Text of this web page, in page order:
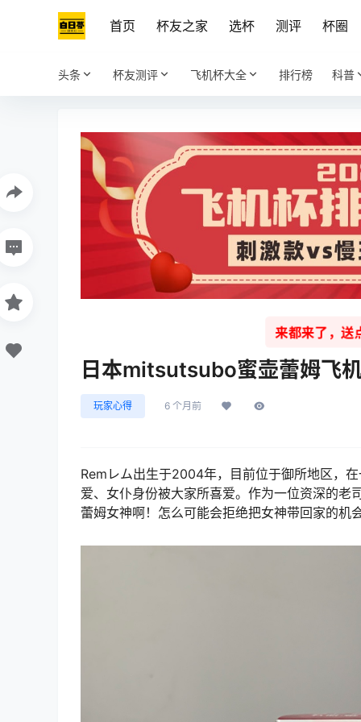
首页 杯友之家 选杯 测评 杯圈
头条 杯友测评 飞机杯大全 排行榜 科普
来都来了，
日本mitsutsubo蜜壶蕾姆飞
玩家心得 6 个月前
Remレム出生于2004年，目前位于御所地区，
爱、女仆身份被大家所喜爱。作为一位资深的老
蕾姆女神啊！怎么可能会拒绝把女神带回家的机